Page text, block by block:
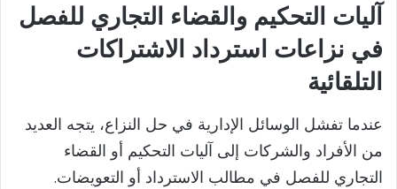
آليات التحكيم والقضاء التجاري للفصل
في نزاعات استرداد الاشتراكات
التلقائية
عندما تفشل الوسائل الإدارية في حل النزاع، يتجه العديد
من الأفراد والشركات إلى آليات التحكيم أو القضاء
التجاري للفصل في مطالب الاسترداد أو التعويضات.